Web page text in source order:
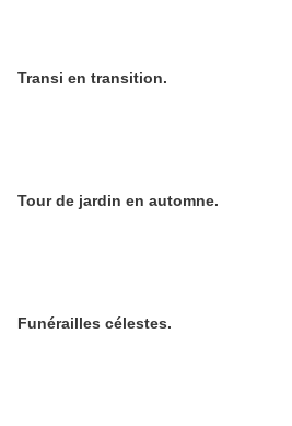
Transi en transition.
Tour de jardin en automne.
Funérailles célestes.